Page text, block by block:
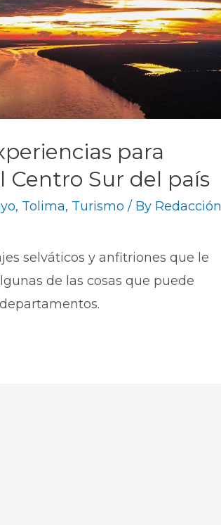
para
Centro Sur del país
, Tolima, Turismo / By Redacción
selváticos y anfitriones que le
de las cosas que puede